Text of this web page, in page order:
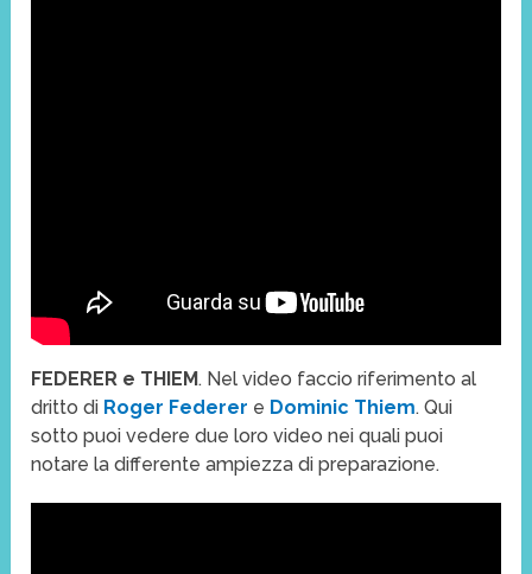
FEDERER e THIEM. Nel video faccio riferimento al
dritto di Roger Federer e Dominic Thiem. Qui
sotto puoi vedere due loro video nei quali puoi
notare la differente ampiezza di preparazione.